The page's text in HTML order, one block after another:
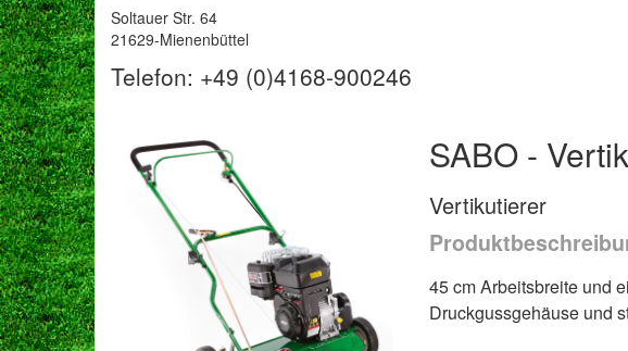
Soltauer Str. 64
21629-Mienenbüttel
Telefon: +49 (0)4168-900246
SABO -
Vertikutierer
45 cm Arbeitsbreite und
Druckgussgehäuse und